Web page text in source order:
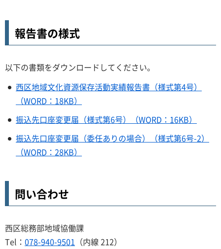
報告書の様式
以下の書類をダウンロードしてください。
西区地域文化資源保存活動実績報告書（様式第4号）
（WORD：18KB）
振込先口座変更届（様式第6号）（WORD：16KB）
振込先口座変更届（委任ありの場合）（様式第6号-2）
（WORD：28KB）
問い合わせ
西区総務部地域協働課
Tel： 078-940-9501 （内線 212）